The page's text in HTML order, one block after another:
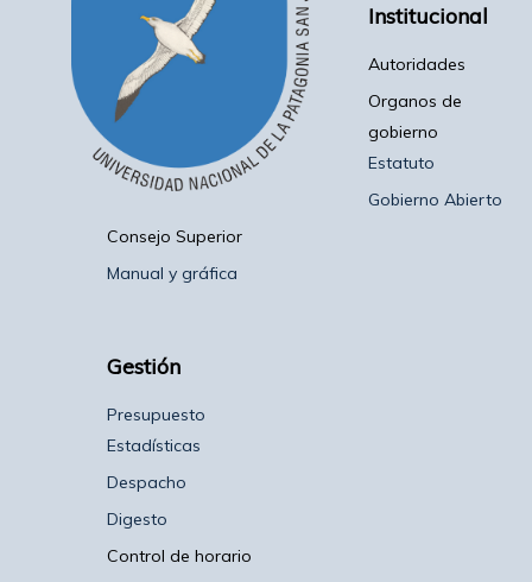
Institucional
Autoridades
Organos de
gobierno
Estatuto
Gobierno Abierto
Consejo Superior
Manual y gráfica
Gestión
Presupuesto
Estadísticas
Despacho
Digesto
Control de horario